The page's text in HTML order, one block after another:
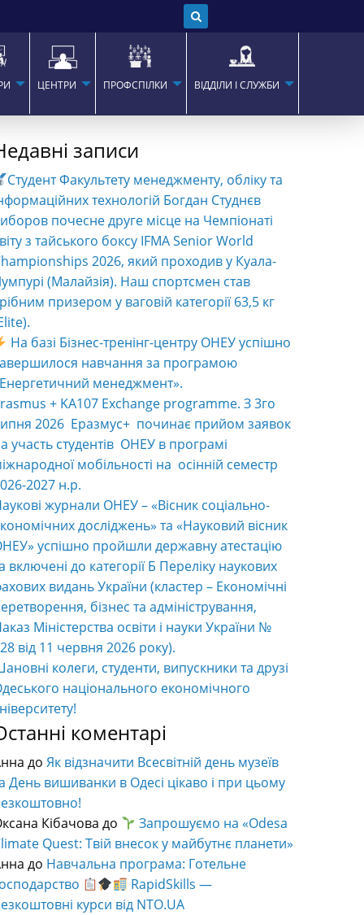
ЦЕНТРИ ПРОФСПІЛКИ ВІДДІЛИ І СЛУЖБИ
записи
Студент Факультету менеджменту, обліку та
технологій Богдан Студнєв
почесне друге місце на Чемпіонаті
з тайського боксу IFMA Senior World
2026, який проходив у Куала-
(Малайзія). Наш спортсмен став
призером у ваговій категорії 63,5 кг
На базі Бізнес-тренінг-центру ОНЕУ успішно
навчання за програмою
менеджмент».
+ KA107 Exchange programme. З 3го
2026 Еразмус+ починає прийом заявок
участь студентів ОНЕУ в програмі
мобільності на осінній семестр
2027 н.р.
журнали ОНЕУ – «Вісник соціально-
досліджень» та «Науковий вісник
успішно пройшли державну атестацію
включені до категорії Б Переліку наукових
видань України (кластер – Економічні
бізнес та адміністрування,
Міністерства освіти і науки України №
від 11 червня 2026 року).
колеги, студенти, випускники та друзі
національного економічного
коментарі
доЯк відзначити Всесвітній день музеїв
День вишиванки в Одесі цікаво і при цьому
Кібачова до
Запрошуємо на «Odesa
Quest: Твій внесок у майбутнє планети»
до Навчальна програма: Готельне
RapidSkills —
курси від NTO.UA